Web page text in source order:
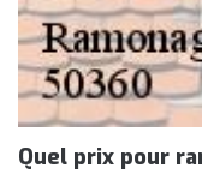
Quel prix pour